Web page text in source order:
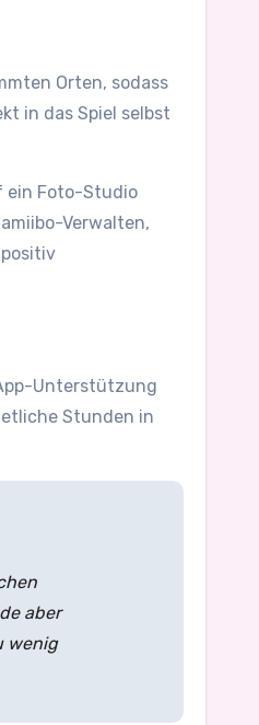
Orten, sodass
in das Spiel selbst
ein Foto-Studio
Verwalten,
Unterstützung
Stunden in
aber
wenig